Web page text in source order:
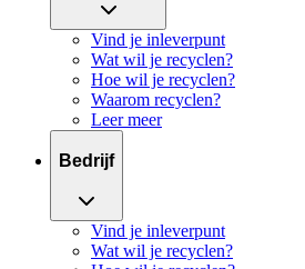
Vind je inleverpunt
Wat wil je recyclen?
Hoe wil je recyclen?
Waarom recyclen?
Leer meer
Bedrijf
Vind je inleverpunt
Wat wil je recyclen?